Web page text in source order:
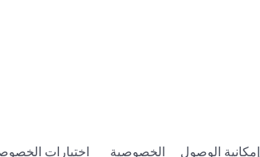
إمكانية الوصول الخصوصية اختيارات